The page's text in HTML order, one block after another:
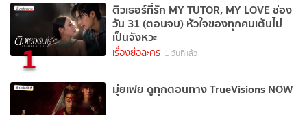
1
ติวเธอร์ที่รัก MY TUTOR, MY LOVE ช่อง
วัน 31 (ตอนจบ) หัวใจของทุกคนเต้นไม่
เป็นจังหวะ
เรื่องย่อละคร 1 วันที่แล้ว
มุ่ยเฟย ดูทุกตอนทาง TrueVisions NOW